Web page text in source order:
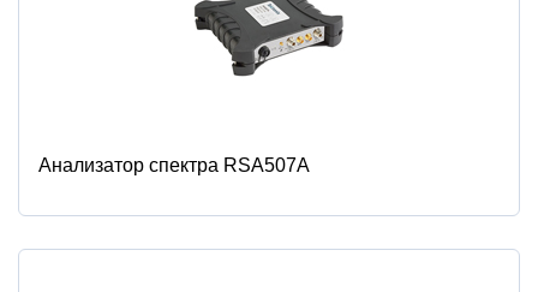
Анализатор спектра RSA507A